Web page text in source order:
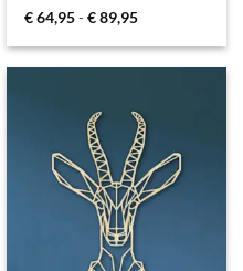
Gewaardeerd
€64,95-€89,95Prijsklasse:
tot